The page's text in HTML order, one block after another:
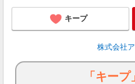
キープ
株式会社
「キー